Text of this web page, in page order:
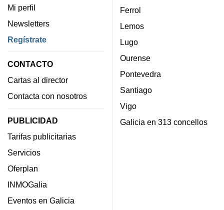
Mi perfil
Newsletters
Regístrate
CONTACTO
Cartas al director
Contacta con nosotros
PUBLICIDAD
Tarifas publicitarias
Servicios
Oferplan
INMOGalia
Eventos en Galicia
Ferrol
Lemos
Lugo
Ourense
Pontevedra
Santiago
Vigo
Galicia en 313 concellos